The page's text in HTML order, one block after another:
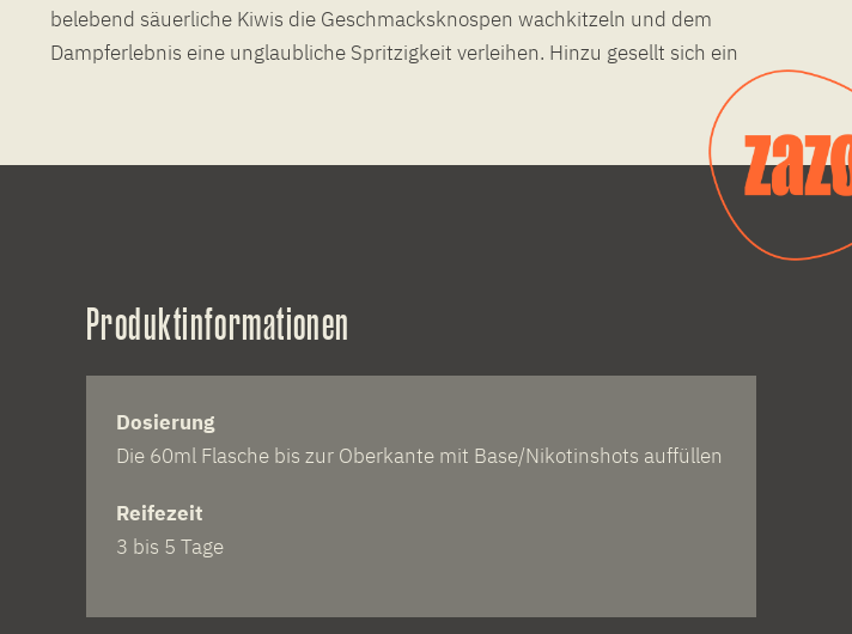
belebend säuerliche Kiwis die Geschmacksknospen wachkitzeln und dem
Dampferlebnis eine unglaubliche Spritzigkeit verleihen. Hinzu gesellt sich ein
Produktinformationen
Dosierung
Die 60ml Flasche bis zur Oberkante mit Base/Nikotinshots auffüllen
Reifezeit
3 bis 5 Tage